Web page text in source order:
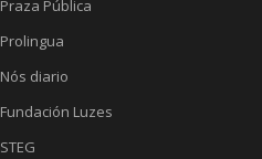
Praza Pública
Prolingua
Nós diario
Fundación Luzes
STEG